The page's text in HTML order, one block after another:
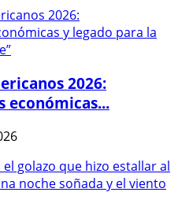
2026:
económicas...